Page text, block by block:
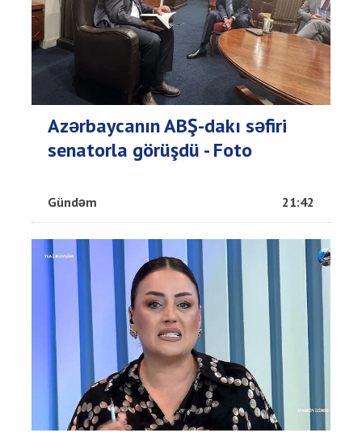
Azərbaycanın ABŞ-dakı səfiri
senatorla görüşdü - Foto
Gündəm 21:42